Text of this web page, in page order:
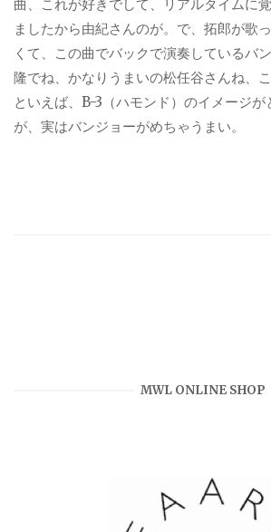
曲、これが好きでして、リアルタイムに
ましたから由紀さんのが。で、拓郎が歌
くて、この曲でバックで演奏しているバ
隆でね、かなりうまいの松任谷さんね、
といえば、B-3（ハモンド）のイメージが
が、実はバンジョーがめちゃうまい。
MWL ONLINE SHOP